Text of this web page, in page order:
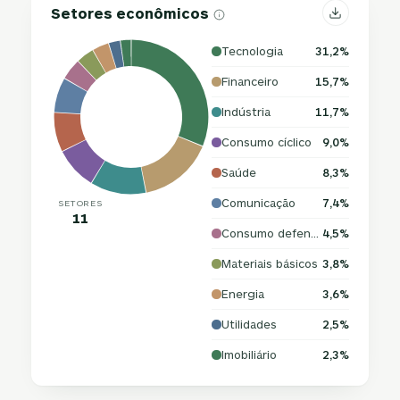
Setores econômicos
SETORES
11
Tecnologia 31,2%
Financeiro 15,7%
Indústria 11,7%
Consumo cíclico 9,0%
Saúde 8,3%
Comunicação 7,4%
4,5%
Materiais básicos 3,8%
Energia 3,6%
Utilidades 2,5%
Imobiliário 2,3%